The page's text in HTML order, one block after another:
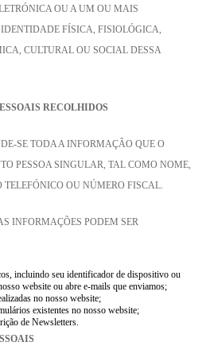
OU A UM OU MAIS
FÍSICA, FISIOLÓGICA,
CULTURAL OU SOCIAL DESSA
RECOLHIDOS
SE TODA A INFORMAÇÃO QUE O
PESSOA SINGULAR, TAL COMO NOME,
OU NÚMERO FISCAL.
INFORMAÇÕES PODEM SER
incluindo seu identificador de dispositivo ou
website ou abre e-mails que enviamos;
no nosso website;
existentes no nosso website;
de Newsletters.